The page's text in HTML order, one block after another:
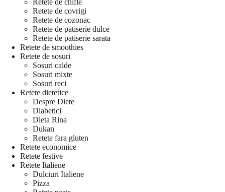
Retete de chifle
Retete de covrigi
Retete de cozonac
Retete de patiserie dulce
Retete de patiserie sarata
Retete de smoothies
Retete de sosuri
Sosuri calde
Sosuri mixte
Sosuri reci
Retete dietetice
Despre Diete
Diabetici
Dieta Rina
Dukan
Retete fara gluten
Retete economice
Retete festive
Retete Italiene
Dulciuri Italiene
Pizza